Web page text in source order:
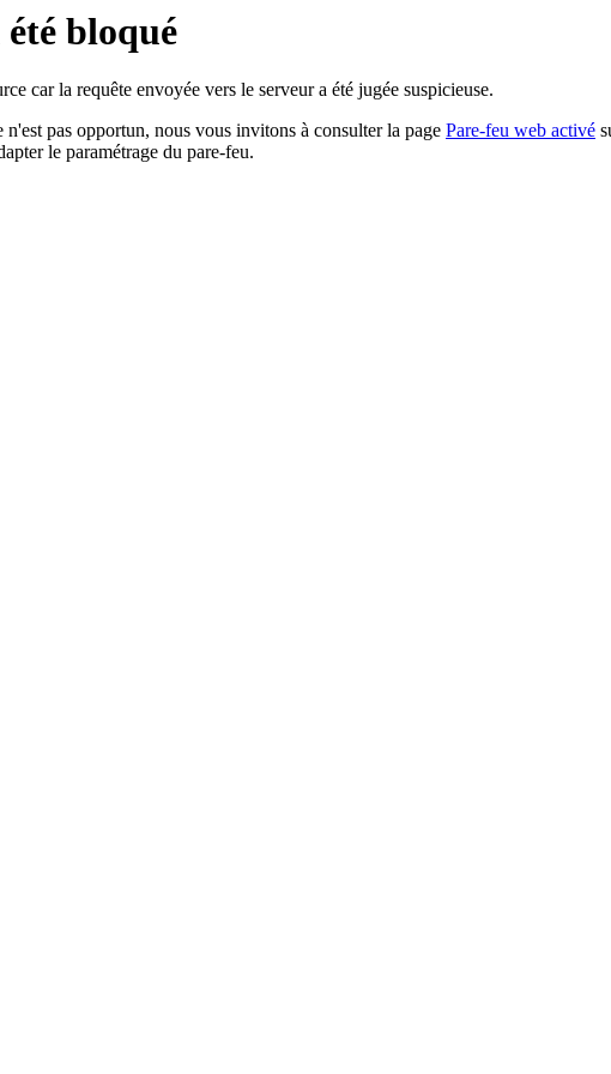
été bloqué
car la requête envoyée vers le serveur a été jugée suspicieuse.
pas opportun, nous vous invitons à consulter la page Pare-feu web activé
le paramétrage du pare-feu.